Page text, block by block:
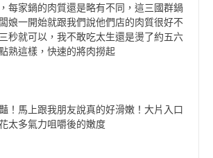
每家鍋的肉質還是略有不同，這三國群鍋
娘一開始就跟我們說他們店的肉質很好不
秒就可以，我不敢吃太生還是燙了約五六
熟這樣，快速的將肉撈起
！ 馬上跟我朋友說真的好滑嫩！ 大片入口
太多氣力咀嚼後的嫩度